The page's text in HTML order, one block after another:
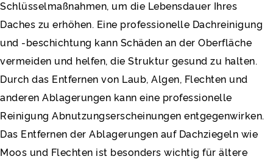
Schlüsselmaßnahmen, um die Lebensdauer Ihres
Daches zu erhöhen. Eine professionelle Dachreinigung
und -beschichtung kann Schäden an der Oberfläche
vermeiden und helfen, die Struktur gesund zu halten.
Durch das Entfernen von Laub, Algen, Flechten und
anderen Ablagerungen kann eine professionelle
Reinigung Abnutzungserscheinungen entgegenwirken.
Das Entfernen der Ablagerungen auf Dachziegeln wie
Moos und Flechten ist besonders wichtig für ältere